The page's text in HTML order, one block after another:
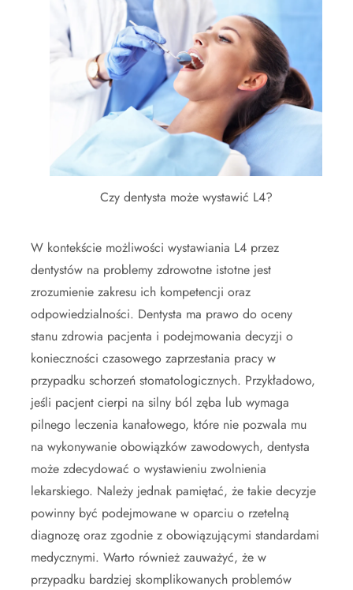
Czy dentysta może wystawić L4?
W kontekście możliwości wystawiania L4 przez
dentystów na problemy zdrowotne istotne jest
zrozumienie zakresu ich kompetencji oraz
odpowiedzialności. Dentysta ma prawo do oceny
stanu zdrowia pacjenta i podejmowania decyzji o
konieczności czasowego zaprzestania pracy w
przypadku schorzeń stomatologicznych. Przykładowo,
jeśli pacjent cierpi na silny ból zęba lub wymaga
pilnego leczenia kanałowego, które nie pozwala mu
na wykonywanie obowiązków zawodowych, dentysta
może zdecydować o wystawieniu zwolnienia
lekarskiego. Należy jednak pamiętać, że takie decyzje
powinny być podejmowane w oparciu o rzetelną
diagnozę oraz zgodnie z obowiązującymi standardami
medycznymi. Warto również zauważyć, że w
przypadku bardziej skomplikowanych problemów